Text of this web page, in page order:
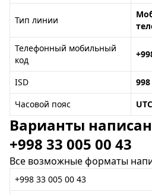
Тип линии
Телефонный мобильный
код
ISD
998
Часовой пояс
Варианты
+998 33 005 00 43
Все возможные форматы
+998 33 005 00 43